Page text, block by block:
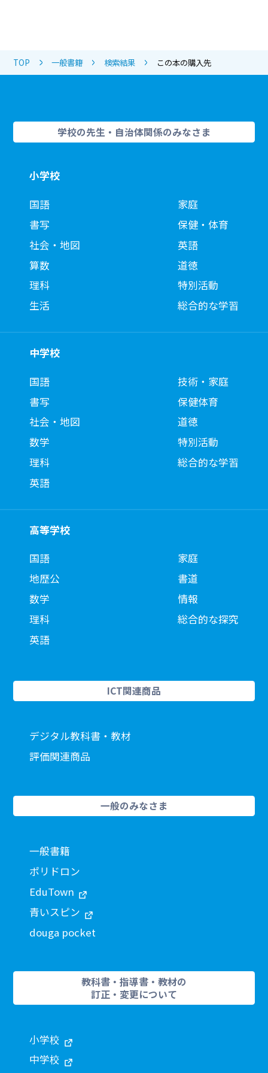
TOP 一般書籍 検索結果 この本の購入先
学校の先生・自治体関係のみなさま
小学校
国語
書写
社会・地図
算数
理科
生活
家庭
保健・体育
英語
道徳
特別活動
総合的な学習
中学校
国語
書写
社会・地図
数学
理科
英語
技術・家庭
保健体育
道徳
特別活動
総合的な学習
高等学校
国語
地歴公
数学
理科
英語
家庭
書道
情報
総合的な探究
ICT関連商品
デジタル教科書・教材
評価関連商品
一般のみなさま
一般書籍
ポリドロン
EduTown
青いスピン
douga pocket
教科書・指導書・教材の
訂正・変更について
小学校
中学校